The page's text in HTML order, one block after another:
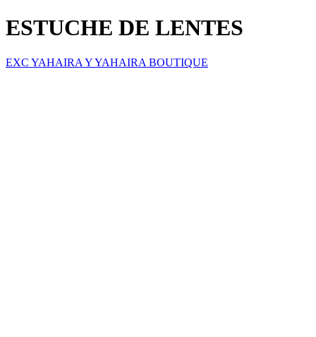
ESTUCHE DE LENTES
EXC YAHAIRA Y YAHAIRA BOUTIQUE